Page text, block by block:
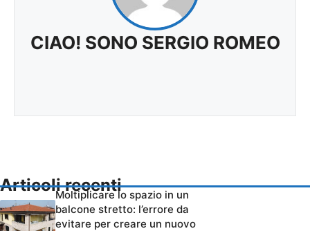
CIAO! SONO SERGIO ROMEO
Articoli recenti
Moltiplicare lo spazio in un
balcone stretto: l’errore da
evitare per creare un nuovo